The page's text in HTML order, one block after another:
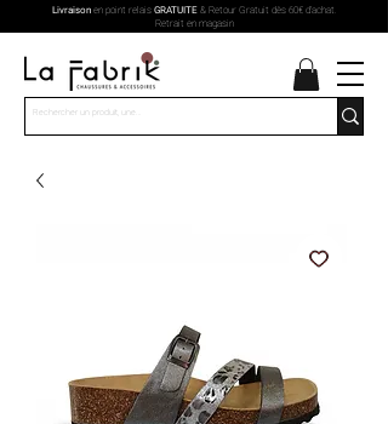
Livraisonen point relais GRATUITE& Retour Gratuit dès 60€ d'achat.
Retrait en magasin